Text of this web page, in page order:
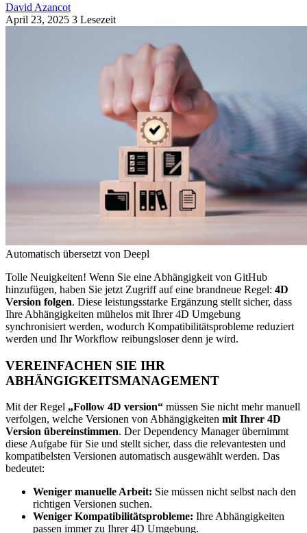
David Azancot
April 23, 2025 3 Lesezeit
Automatisch übersetzt von Deepl
Tolle Neuigkeiten! Wenn Sie eine Abhängigkeit von GitHub
hinzufügen, haben Sie jetzt Zugriff auf eine brandneue Regel: 4D
Version folgen. Diese leistungsstarke Ergänzung stellt sicher, dass
Ihre Abhängigkeiten mühelos mit Ihrer 4D Umgebung
synchronisiert werden, wodurch Kompatibilitätsprobleme reduziert
werden und Ihr Workflow reibungsloser denn je wird.
VEREINFACHEN SIE IHR
ABHÄNGIGKEITSMANAGEMENT
Mit der Regel „Follow 4D version“ müssen Sie nicht mehr manuell
verfolgen, welche Versionen von Abhängigkeiten mit Ihrer 4D
Version übereinstimmen. Der Dependency Manager übernimmt
diese Aufgabe für Sie und stellt sicher, dass die relevantesten und
kompatibelsten Versionen automatisch ausgewählt werden. Das
bedeutet:
Weniger manuelle Arbeit: Sie müssen nicht selbst nach den
richtigen Versionen suchen.
Weniger Kompatibilitätsprobleme: Ihre Abhängigkeiten
passen immer zu Ihrer 4D Umgebung.